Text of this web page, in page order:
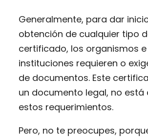
Generalmente, para dar
obtención de cualquier tipo
certificado, los organismos e
instituciones requieren o
de documentos. Este
un documento legal, no está
estos requerimientos.
Pero, no te preocupes,